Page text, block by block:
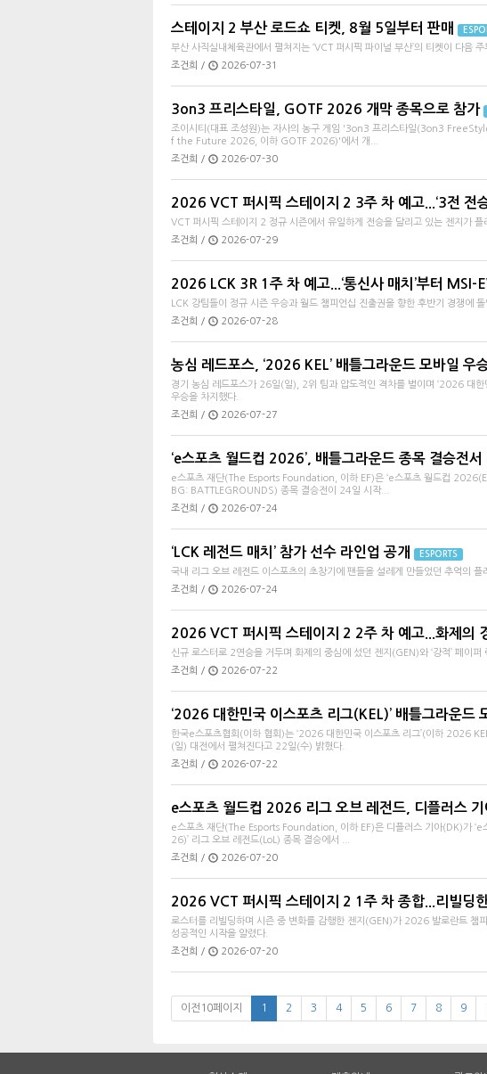
스테이지 2 부산 로드쇼 티켓, 8월 5일부터 판매
부산 사직실내체육관에서 펼쳐지는 ‘VCT 퍼시픽 파이널 부산’의 티켓이 다음 주
조건희 /
2026-07-31
3on3 프리스타일, GOTF 2026 개막 종목으로 참가
조이시티(대표 조성원)는 자사의 농구 게임 '3on3 프리스타일(3on3
f the Future 2026, 이하 GOTF 2026)'에서 개...
조건희 /
2026-07-30
2026 VCT 퍼시픽 스테이지 2 3주 차 예고...‘3전 전승
VCT 퍼시픽 스테이지 2 정규 시즌에서 유일하게 전승을 달리고 있는 젠지가
조건희 /
2026-07-29
2026 LCK 3R 1주 차 예고...‘통신사 매치’부터 MSI-
LCK 강팀들이 정규 시즌 우승과 월드 챔피언십 진출권을 향한 후반기 경쟁에 돌
조건희 /
2026-07-28
농심 레드포스, ‘2026 KEL’ 배틀그라운드 모바일 우
경기 농심 레드포스가 26일(일), 2위 팀과 압도적인 격차를 벌이며 ‘2026 대
우승을 차지했다.
조건희 /
2026-07-27
‘e스포츠 월드컵 2026’, 배틀그라운드 종목 결승전
e스포츠 재단(The Esports Foundation, 이하 EF)은 ‘e스포츠 월드컵
BG: BATTLEGROUNDS) 종목 결승전이 24일 시작...
조건희 /
2026-07-24
‘LCK 레전드 매치’ 참가 선수 라인업 공개 ESPORTS
국내 리그 오브 레전드 이스포츠의 초창기에 팬들을 설레게 만들었던 추억의 플
조건희 /
2026-07-24
2026 VCT 퍼시픽 스테이지 2 2주 차 예고...화제의
신규 로스터로 2연승을 거두며 화제의 중심에 섰던 젠지(GEN)와 ‘강적’ 페이
조건희 /
2026-07-22
‘2026 대한민국 이스포츠 리그(KEL)’ 배틀그라운드
한국e스포츠협회(이하 협회)는 ‘2026 대한민국 이스포츠 리그’(이하 2026
(일) 대전에서 펼쳐진다고 22일(수) 밝혔다.
조건희 /
2026-07-22
e스포츠 월드컵 2026 리그 오브 레전드, 디플러스 기
e스포츠 재단(The Esports Foundation, 이하 EF)은 디플러스 기아(DK)가
26)’ 리그 오브 레전드(LoL) 종목 결승에서 ...
조건희 /
2026-07-20
2026 VCT 퍼시픽 스테이지 2 1주 차 종합...리빌딩한
로스터를 리빌딩하며 시즌 중 변화를 감행한 젠지(GEN)가 2026 발로란트 챔
성공적인 시작을 알렸다.
조건희 /
2026-07-20
이전10페이지 1 2 3 4 5 6 7 8 9